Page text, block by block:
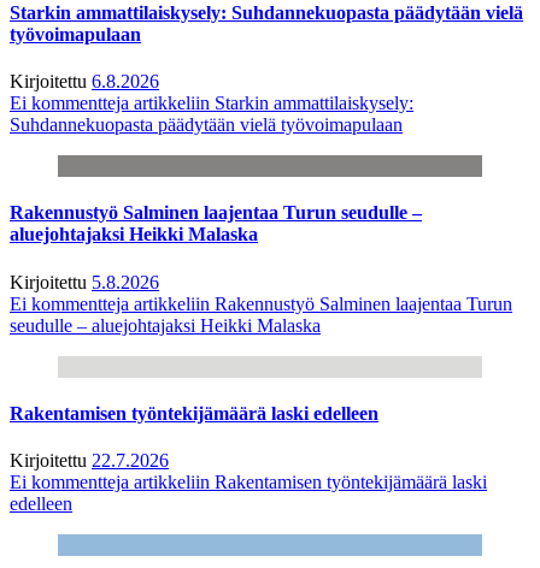
Starkin ammattilaiskysely: Suhdannekuopasta päädytään vielä
työvoimapulaan
Kirjoitettu 6.8.2026
Ei kommentteja artikkeliin Starkin ammattilaiskysely:
Suhdannekuopasta päädytään vielä työvoimapulaan
Rakennustyö Salminen laajentaa Turun seudulle –
aluejohtajaksi Heikki Malaska
Kirjoitettu 5.8.2026
Ei kommentteja artikkeliin Rakennustyö Salminen laajentaa Turun
seudulle – aluejohtajaksi Heikki Malaska
Rakentamisen työntekijämäärä laski edelleen
Kirjoitettu 22.7.2026
Ei kommentteja artikkeliin Rakentamisen työntekijämäärä laski
edelleen